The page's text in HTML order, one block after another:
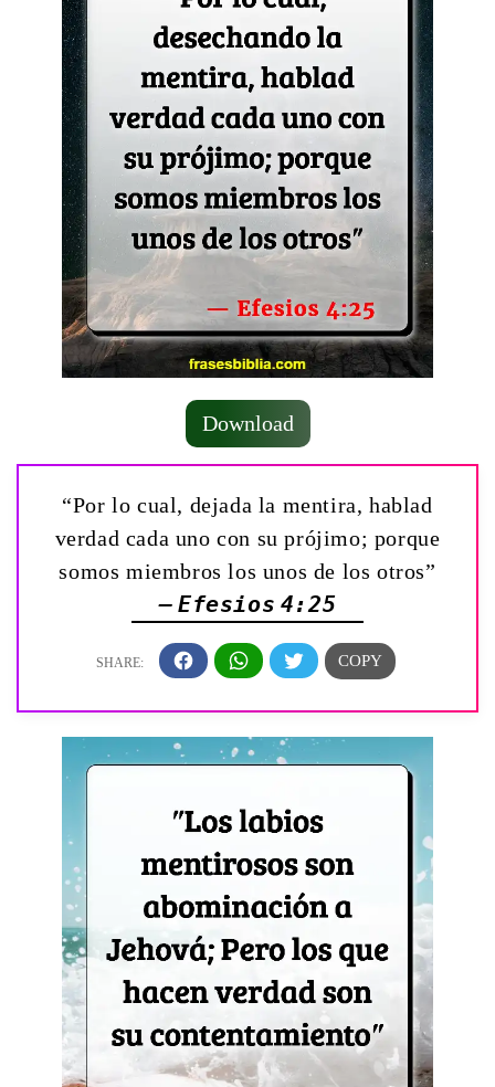
Download
“Por lo cual, dejada la mentira, hablad
verdad cada uno con su prójimo; porque
somos miembros los unos de los otros”
— Efesios 4:25